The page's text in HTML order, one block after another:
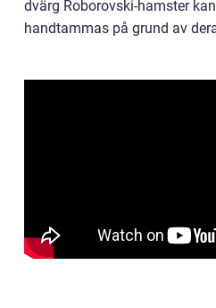
dvärg Roborovski-hamster
handtammas på grund av